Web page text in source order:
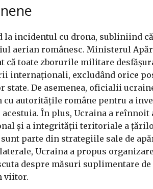
incidentul cu drona, subliniind
aerian românesc. Ministerul
că toate zborurile militare
internaționali, excludând orice
De asemenea, oficialii
autoritățile române pentru a
În plus, Ucraina a reînnoit
și a integrității teritoriale a
parte din strategiile sale de
Ucraina a propus
despre măsuri suplimentare de
viitor.